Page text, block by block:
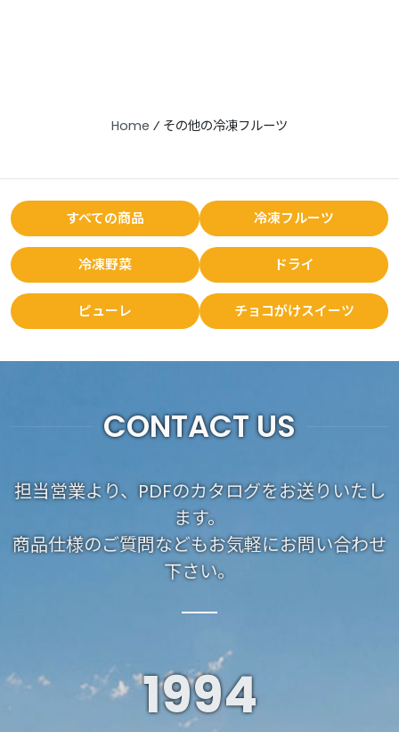
Home ⁄ その他の冷凍フルーツ
すべての商品 冷凍フルーツ
冷凍野菜 ドライ
ピューレ チョコがけスイーツ
CONTACT US
担当営業より、PDFのカタログをお送りいたし
ます。
商品仕様のご質問などもお気軽にお問い合わせ
下さい。
1994